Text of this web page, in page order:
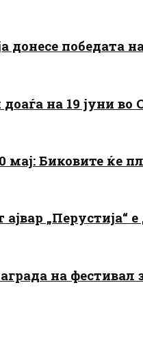
донесе победата
на 19 јуни во
мај: Биковите ќе
„Перустија“
на